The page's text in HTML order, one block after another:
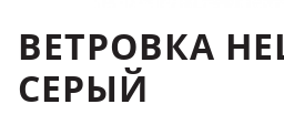
ВЕТРОВКА
СЕРЫЙ